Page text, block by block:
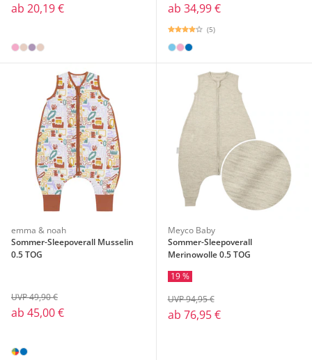
ab 20,19 € ab 34,99 €
(5)
emma & noah
Sommer-Sleepoverall Musselin
0.5 TOG
ab 45,00 €
UVP 49,90 €
Meyco Baby
Sommer-Sleepoverall
Merinowolle 0.5 TOG
19 %
ab 76,95 €
UVP 94,95 €